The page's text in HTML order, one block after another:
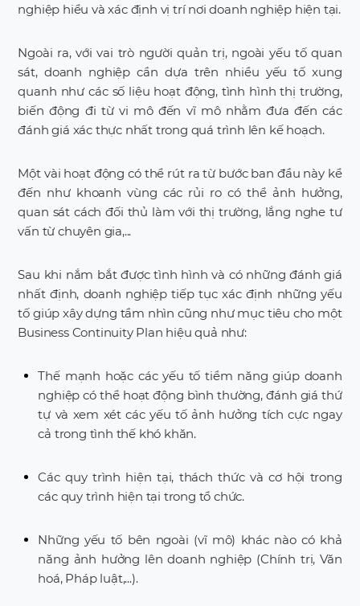
nghiệp hiểu và xác định vị trí nơi doanh nghiệp hiện tại.
Ngoài ra, với vai trò người quản trị, ngoài yếu tố quan
sát, doanh nghiệp cần dựa trên nhiều yếu tố xung
quanh như các số liệu hoạt động, tình hình thị trường,
biến động đi từ vi mô đến vĩ mô nhằm đưa đến các
đánh giá xác thực nhất trong quá trình lên kế hoạch.
Một vài hoạt động có thể rút ra từ bước ban đầu này kể
đến như khoanh vùng các rủi ro có thể ảnh hưởng,
quan sát cách đối thủ làm với thị trường, lắng nghe tư
vấn từ chuyên gia,...
Sau khi nắm bắt được tình hình và có những đánh giá
nhất định, doanh nghiệp tiếp tục xác định những yếu
tố giúp xây dựng tầm nhìn cũng như mục tiêu cho một
Business Continuity Plan hiệu quả như:
Thế mạnh hoặc các yếu tố tiềm năng giúp doanh
nghiệp có thể hoạt động bình thường, đánh giá thứ
tự và xem xét các yếu tố ảnh hưởng tích cực ngay
cả trong tình thế khó khăn.
Các quy trình hiện tại, thách thức và cơ hội trong
các quy trình hiện tại trong tổ chức.
Những yếu tố bên ngoài (vĩ mô) khác nào có khả
năng ảnh hưởng lên doanh nghiệp (Chính trị, Văn
hoá, Pháp luật,...).